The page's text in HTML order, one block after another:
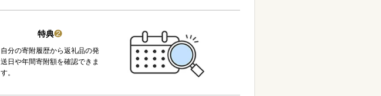
特典❷
自分の寄附履歴から返礼品の発
送日や年間寄附額を確認できま
す。